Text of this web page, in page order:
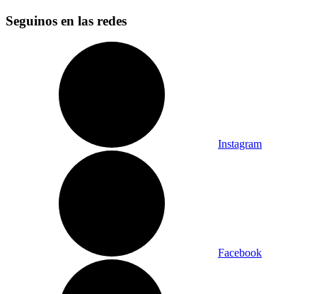
Seguinos en las redes
Instagram
Facebook